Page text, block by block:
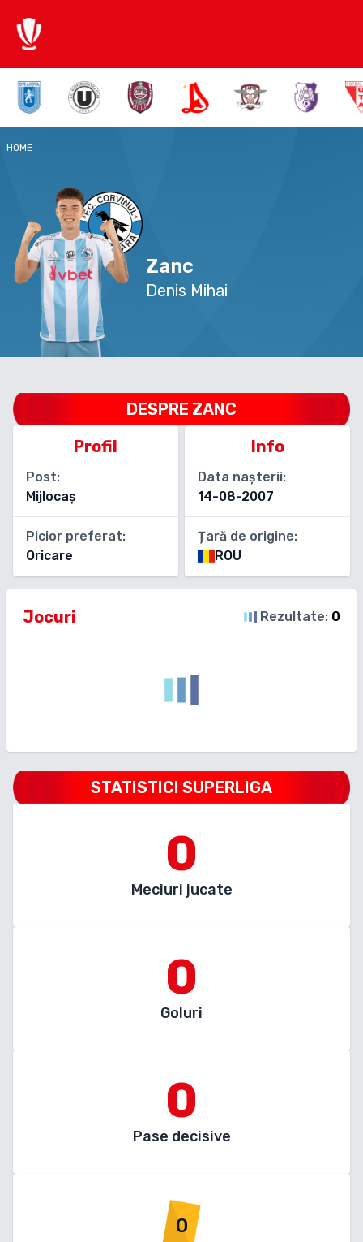
HOME
Zanc
Denis Mihai
DESPRE ZANC
Profil
Post:
Mijlocaș
Picior preferat:
Oricare
Info
Data nașterii:
14-08-2007
Țară de origine:
ROU
Jocuri Rezultate: 0
STATISTICI SUPERLIGA
0
Meciuri jucate
0
Goluri
0
Pase decisive
0